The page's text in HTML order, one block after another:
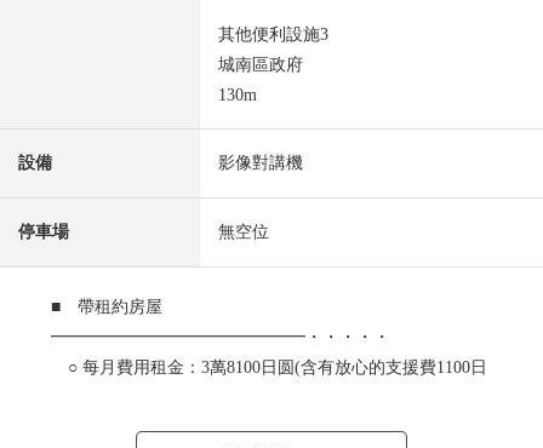
其他便利設施3
城南區政府
130m
設備 影像對講機
停車場 無空位
■ 帶租約房屋
━━━━━━━━━━━━━━━・・・・・
○ 每月費用租金：3萬8100日圆(含有放心的支援費1100日
○ 全年收入：45萬7200日圆